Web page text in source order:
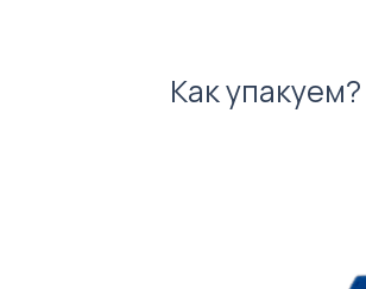
Как упакуем?